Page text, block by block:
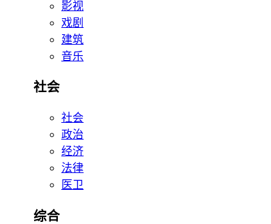
影视
戏剧
建筑
音乐
社会
社会
政治
经济
法律
医卫
综合